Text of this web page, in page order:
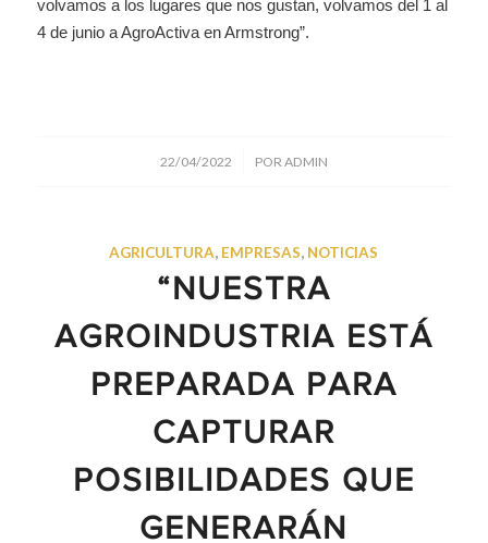
volvamos a los lugares que nos gustan, volvamos del 1 al
4 de junio a AgroActiva en Armstrong”.
22/04/2022
/ POR ADMIN
AGRICULTURA, EMPRESAS, NOTICIAS
“NUESTRA
AGROINDUSTRIA ESTÁ
PREPARADA PARA
CAPTURAR
POSIBILIDADES QUE
GENERARÁN